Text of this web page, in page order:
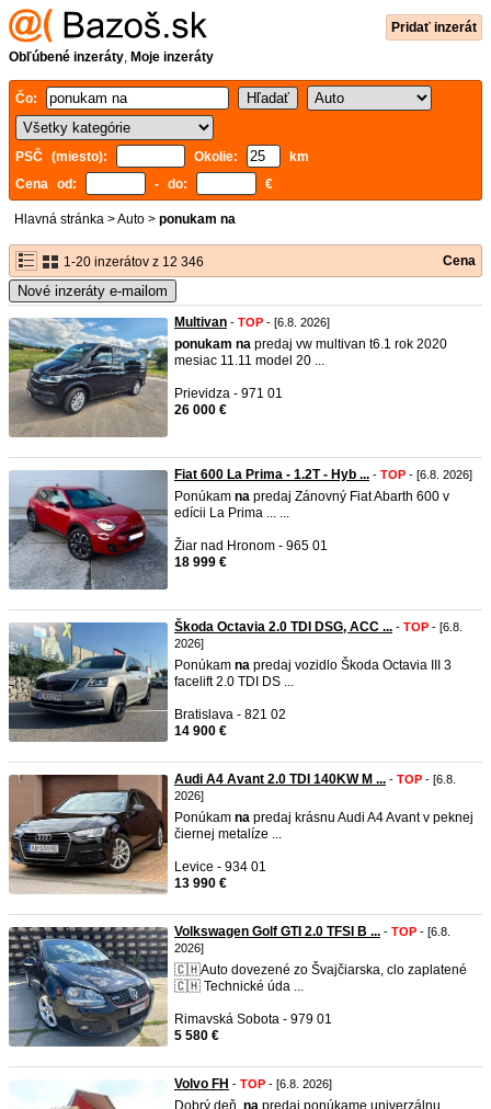
Pridať inzerát
Obľúbené inzeráty, Moje inzeráty
Čo:
PSČ (miesto): Okolie:
km
Cena od:
- do: €
Hlavná stránka >Auto > ponukam na
1-20 inzerátov z 12 346 Cena
Nové inzeráty e-mailom
Multivan - TOP - [6.8. 2026]
ponukam na predaj vw multivan t6.1 rok 2020
mesiac 11.11 model 20 ...
Prievidza - 971 01
26 000 €
Fiat 600 La Prima - 1.2T - Hyb ... - TOP - [6.8. 2026]
Ponúkam na predaj Zánovný Fiat Abarth 600 v
edícii La Prima ... ...
Žiar nad Hronom - 965 01
18 999 €
Škoda Octavia 2.0 TDI DSG, ACC ... - TOP - [6.8.
2026]
Ponúkam na predaj vozidlo Škoda Octavia III 3
facelift 2.0 TDI DS ...
Bratislava - 821 02
14 900 €
Audi A4 Avant 2.0 TDI 140KW M ... - TOP - [6.8.
2026]
Ponúkam na predaj krásnu Audi A4 Avant v peknej
čiernej metalíze ...
Levice - 934 01
13 990 €
Volkswagen Golf GTI 2.0 TFSI B ... - TOP - [6.8.
2026]
🇨🇭Auto dovezené zo Švajčiarska, clo zaplatené
🇨🇭 Technické úda ...
Rimavská Sobota - 979 01
5 580 €
Volvo FH - TOP - [6.8. 2026]
Dobrý deň, na predaj ponúkame univerzálnu